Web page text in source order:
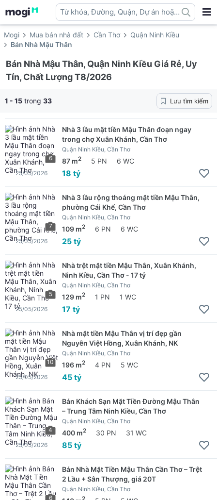
Từ khóa, Đường, Quận, Dự án hoặc
địa danh ...
Mogi Mua bán nhà đất Cần Thơ
Quận Ninh Kiều
Bán Nhà Mậu Thân
Bán Nhà Mậu Thân, Quận Ninh Kiều Giá Rẻ, Uy
Tín, Chất Lượng T8/2026
1 - 15 trong 33 Lưu tìm kiếm
6
Nhà 3 lầu mặt tiền Mậu Thân đoạn ngay
trong chợ Xuân Khánh, Cần Thơ
Quận Ninh Kiều, Cần Thơ
87 m2 5 PN 6 WC
18 tỷ
25/05/2026
7
Nhà 3 lầu rộng thoáng mặt tiền Mậu Thân,
phường Cái Khế, Cần Thơ
Quận Ninh Kiều, Cần Thơ
109 m2 6 PN 6 WC
25 tỷ
25/05/2026
5
Nhà trệt mặt tiền Mậu Thân, Xuân Khánh,
Ninh Kiều, Cần Thơ - 17 tỷ
Quận Ninh Kiều, Cần Thơ
129 m2 1 PN 1 WC
17 tỷ
25/05/2026
10
Nhà mặt tiền Mậu Thân vị trí đẹp gần
Nguyễn Việt Hồng, Xuân Khánh, NK
Quận Ninh Kiều, Cần Thơ
196 m2 4 PN 5 WC
45 tỷ
25/05/2026
4
Bán Khách Sạn Mặt Tiền Đường Mậu Thân
– Trung Tâm Ninh Kiều, Cần Thơ
Quận Ninh Kiều, Cần Thơ
400 m2 30 PN 31 WC
85 tỷ
25/05/2026
6
Bán Nhà Mặt Tiền Mậu Thân Cần Thơ – Trệt
2 Lầu + Sân Thượng, giá 20T
Quận Ninh Kiều, Cần Thơ
2